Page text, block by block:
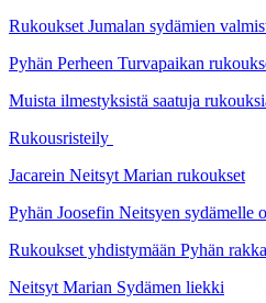
Rukoukset Jumalan sydämien
Pyhän Perheen Turvapaikan
Muista ilmestyksistä saatuja
Rukousristeily
Jacarein Neitsyt Marian rukoukset
Pyhän Joosefin Neitsyen sydämelle
Rukoukset yhdistymään Pyhän
Neitsyt Marian Sydämen liekki